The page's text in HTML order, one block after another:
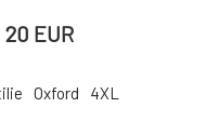
20 EUR
Oxford 4XL